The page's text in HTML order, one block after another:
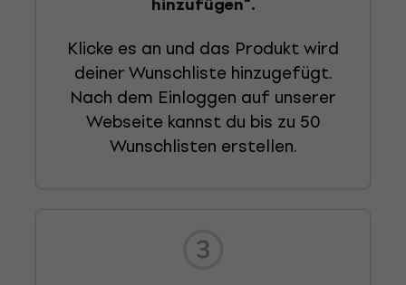
Klicke es an und das Produkt wird
deiner Wunschliste hinzugefügt.
Nach dem Einloggen auf unserer
Webseite kannst du bis zu 50
Wunschlisten erstellen.